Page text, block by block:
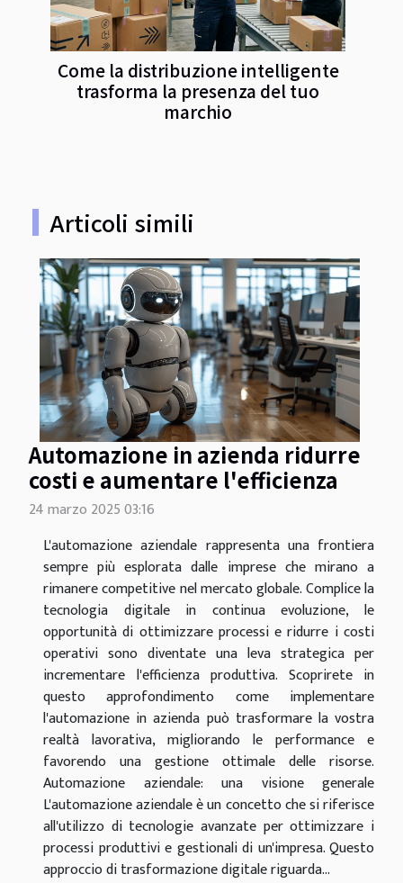
Come la distribuzione intelligente
trasforma la presenza del tuo
marchio
Articoli simili
Automazione in azienda ridurre
costi e aumentare l'efficienza
24 marzo 2025 03:16
L'automazione aziendale rappresenta una frontiera
sempre più esplorata dalle imprese che mirano a
rimanere competitive nel mercato globale. Complice la
tecnologia digitale in continua evoluzione, le
opportunità di ottimizzare processi e ridurre i costi
operativi sono diventate una leva strategica per
incrementare l'efficienza produttiva. Scoprirete in
questo approfondimento come implementare
l'automazione in azienda può trasformare la vostra
realtà lavorativa, migliorando le performance e
favorendo una gestione ottimale delle risorse.
Automazione aziendale: una visione generale
L'automazione aziendale è un concetto che si riferisce
all'utilizzo di tecnologie avanzate per ottimizzare i
processi produttivi e gestionali di un'impresa. Questo
approccio di trasformazione digitale riguarda...